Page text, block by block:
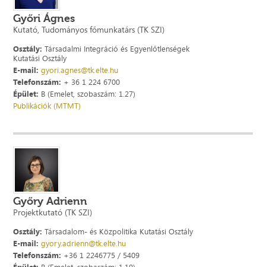
Győri Ágnes
Kutató, Tudományos főmunkatárs (TK SZI)
Osztály: Társadalmi Integráció és Egyenlőtlenségek
Kutatási Osztály
E-mail: gyori.agnes@tk.elte.hu
Telefonszám: + 36 1 224 6700
Épület: B (Emelet, szobaszám: 1.27)
Publikációk (MTMT)
Győry Adrienn
Projektkutató (TK SZI)
Osztály: Társadalom- és Közpolitika Kutatási Osztály
E-mail: gyory.adrienn@tk.elte.hu
Telefonszám: +36 1 2246775 / 5409